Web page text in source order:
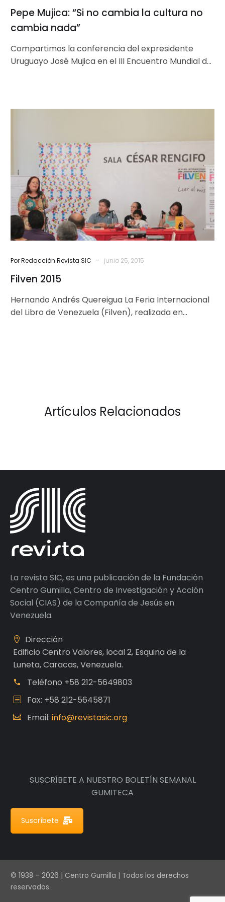
Pepe Mujica: “Si no cambia la cultura no
cambia nada”
Compartimos la conferencia del expresidente
Uruguayo José Mujica en el III Encuentro Mundial de
Por Redacción Revista SIC - junio 25, 2015
Filven 2015
Hernando Andrés Quereigua La Feria Internacional
del Libro de Venezuela (Filven), realizada en
Artículos Relacionados
La revista SIC, es una publicación de la Fundación
Centro Gumilla, Centro de Investigación y Acción
Social (CIAS) de la Compañía de Jesús en
Venezuela.
Dirección
Edificio Centro Valores, local 2, Esquina de la
Luneta, Caracas, Venezuela.
Teléfono +58 212-5649803
Fax: +58 212-5645871
Email: info@revistasic.org
SUSCRÍBETE A NUESTRO BOLETÍN SEMANAL
GUMITECA
Suscríbete
© 1938 – 2026 | Centro Gumilla | Todos los derechos
reservados